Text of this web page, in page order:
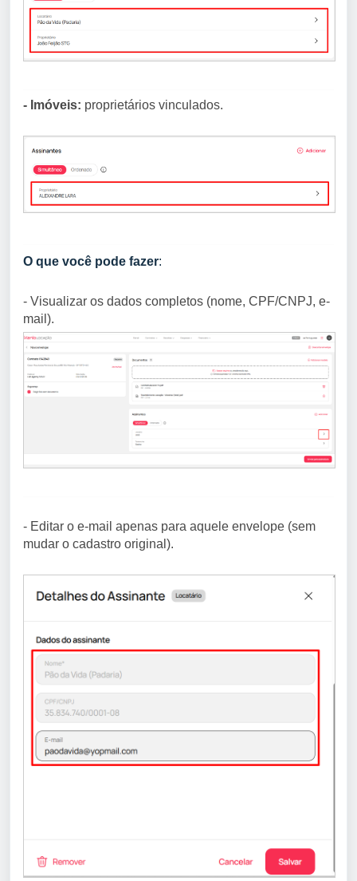
- Imóveis: proprietários vinculados.
O que você pode fazer:
- Visualizar os dados completos (nome, CPF/CNPJ, e-
mail).
- Editar o e-mail apenas para aquele envelope (sem
mudar o cadastro original).